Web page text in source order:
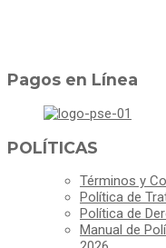
Pagos en Línea
POLÍTICAS
Términos y
Política de
Política de
Manual de